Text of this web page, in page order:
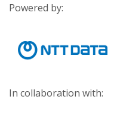
Powered by:
In collaboration with: